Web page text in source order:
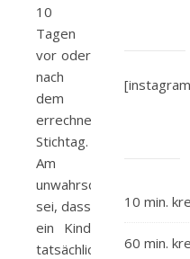
10
Tagen
vor oder
nach
dem
errechneten
Stichtag.
Am
unwahrscheinlichsten
sei, dass
ein Kind
tatsächlich
10 min.
60 min.